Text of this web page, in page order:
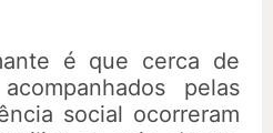
é que cerca de
pelas
social ocorreram